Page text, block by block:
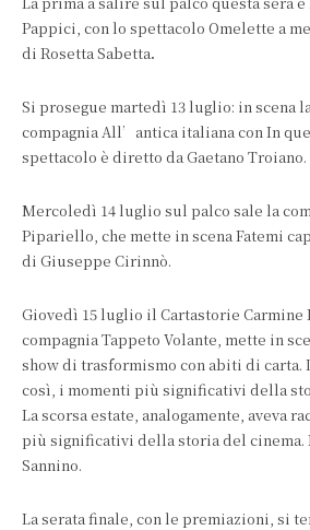
Pappici, con lo spettacolo Omelette a
di Rosetta Sabetta.
Si prosegue martedì 13 luglio: in scena
compagnia All’antica italiana con In
spettacolo è diretto da Gaetano Troiano.
Mercoledì 14 luglio sul palco sale la
Pipariello, che mette in scena Fatemi
di Giuseppe Cirinnò.
Giovedì 15 luglio il Cartastorie Carmine
compagnia Tappeto Volante, mette in
show di trasformismo con abiti di carta.
così, i momenti più significativi della
La scorsa estate, analogamente, aveva
più significativi della storia del cinema.
Sannino.
La serata finale, con le premiazioni, si